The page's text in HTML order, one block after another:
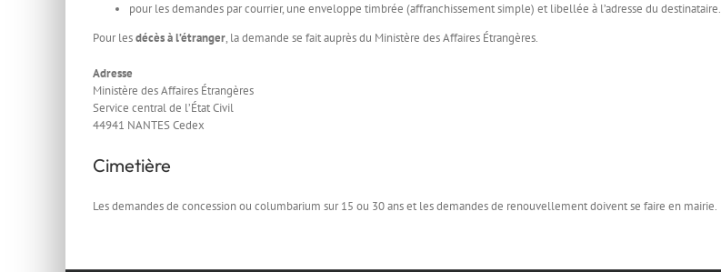
pour les demandes par courrier, une enveloppe timbrée (affranchissement simple) et libellée à l’adresse du destinataire.
Pour lesdécès à l’étranger, la demande se fait auprès du Ministère des Affaires Étrangères.
Adresse
Ministère des Affaires Étrangères
Service central de l’État Civil
44941 NANTES Cedex
Cimetière
Les demandes de concession ou columbarium sur 15 ou 30 ans et les demandes de renouvellement doivent se faire en mairie.